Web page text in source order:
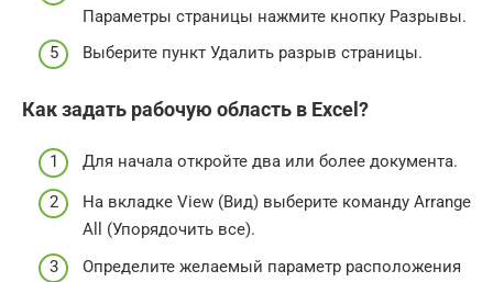
Параметры страницы нажмите кнопку Разрывы.
Выберите пункт Удалить разрыв страницы.
Как задать рабочую область в Excel?
Для начала откройте два или более документа.
На вкладке View (Вид) выберите команду Arrange
All (Упорядочить все).
Определите желаемый параметр расположения